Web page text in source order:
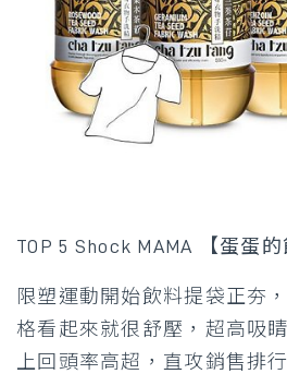
TOP 5 Shock MAMA 【蛋蛋的
限塑運動開始飲料提袋正夯
格看起來就很舒壓，超高吸
上回頭率高超，直攻銷售排行